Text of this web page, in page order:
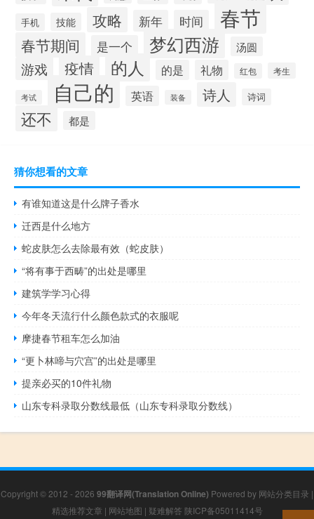
手机 技能 攻略 新年 时间 春节
春节期间 是一个 梦幻西游 汤圆
游戏 疫情 的人 的是 礼物 红包 考生
考试 自己的 英语 装备 诗人 诗词
还不 都是
猜你想看的文章
有谁知道这是什么牌子香水
迁西是什么地方
蛇皮肤怎么去除最有效（蛇皮肤）
“将有事于西畴”的出处是哪里
建筑学学习心得
今年冬天流行什么颜色款式的衣服呢
摩捷春节租车怎么加油
“更卜林啼与穴宫”的出处是哪里
提亲必买的10件礼物
山东专科录取分数线最低（山东专科录取分数线）
Copyright © 2012 - 2026 99翻译网(Translation Online) Powered by 网站分类目录 |
精选推荐文章 | 网站地图 | 疑难解答 陕ICP备05011414号